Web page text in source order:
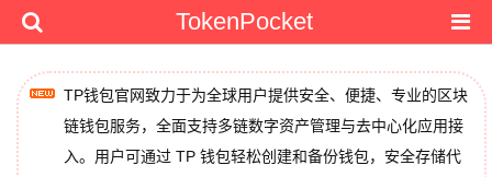
TokenPocket
TP钱包官网致力于为全球用户提供安全、便捷、专业的区块
链钱包服务，全面支持多链数字资产管理与去中心化应用接
入。用户可通过 TP 钱包轻松创建和备份钱包，安全存储代